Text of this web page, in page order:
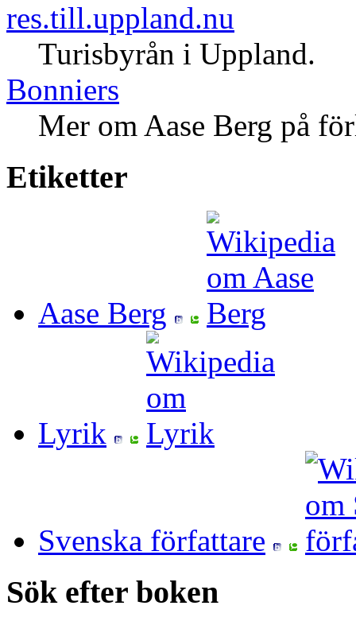
res.till.uppland.nu
Turisbyrån i Uppland.
Bonniers
Mer om Aase Berg på
Etiketter
Aase Berg
Lyrik
Svenska författare
Sök efter boken